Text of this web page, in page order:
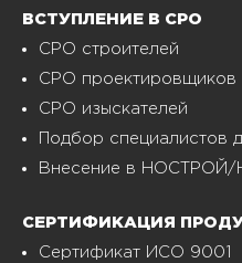
ВСТУПЛЕНИЕ В СРО
СРО строителей
СРО проектировщиков
СРО изыскателей
Подбор специалистов
Внесение в НОСТРОЙ/
СЕРТИФИКАЦИЯ
Сертификат ИСО 9001